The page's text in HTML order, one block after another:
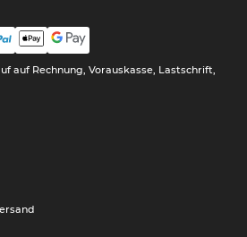
auf Rechnung, Vorauskasse, Lastschrift,